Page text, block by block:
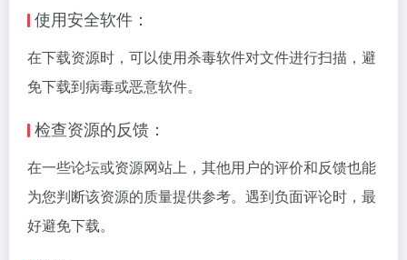
使用安全软件：
在下载资源时，可以使用杀毒软件对文件进行扫描，避
免下载到病毒或恶意软件。
检查资源的反馈：
在一些论坛或资源网站上，其他用户的评价和反馈也能
为您判断该资源的质量提供参考。遇到负面评论时，最
好避免下载。